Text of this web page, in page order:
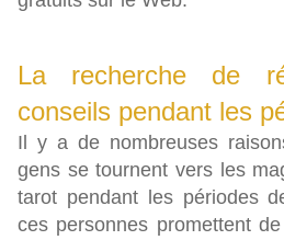
La recherche de
conseils pendant les
Il y a de nombreuses
gens se tournent vers les
tarot pendant les périodes
ces personnes promettent